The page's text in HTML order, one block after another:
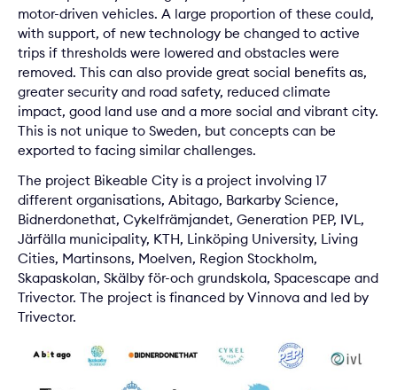
motor-driven vehicles. A large proportion of these could,
with support, of new technology be changed to active
trips if thresholds were lowered and obstacles were
removed. This can also provide great social benefits as,
greater security and road safety, reduced climate
impact, good land use and a more social and vibrant city.
This is not unique to Sweden, but concepts can be
exported to facing similar challenges.
The project Bikeable City is a project involving 17
different organisations, Abitago, Barkarby Science,
Bidnerdonethat, Cykelfrämjandet, Generation PEP, IVL,
Järfälla municipality, KTH, Linköping University, Living
Cities, Martinsons, Moelven, Region Stockholm,
Skapaskolan, Skälby för-och grundskola, Spacescape and
Trivector. The project is financed by Vinnova and led by
Trivector.